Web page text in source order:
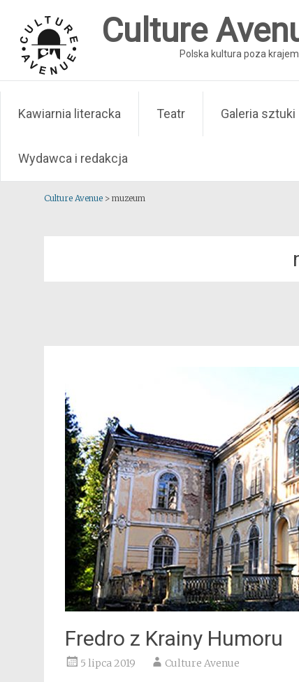
content
Culture
Polska kultura poza krajem
Kawiarnia literacka Teatr Galeria sztuki
Wydawca i redakcja
Culture Avenue > muzeum
Fredro z Krainy Humoru
5 lipca 2019 Culture Avenue